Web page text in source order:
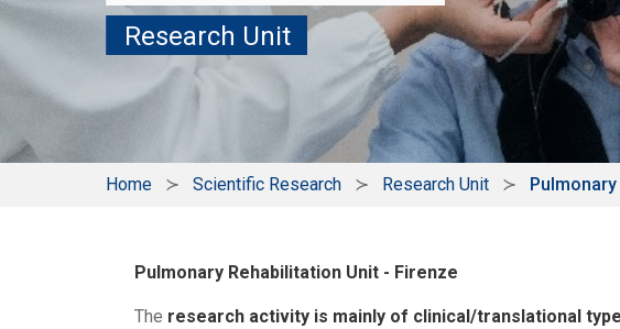
Research Unit
Home Scientific Research Research Unit
Pulmonary Rehabilitation Unit - Firenze
The research activity is mainly of clinical/translational